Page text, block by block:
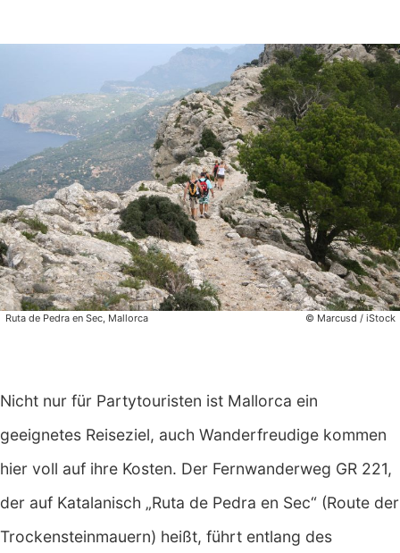
Ruta de Pedra en Sec, Mallorca © Marcusd / iStock
Nicht nur für Partytouristen ist Mallorca ein
geeignetes Reiseziel, auch Wanderfreudige kommen
hier voll auf ihre Kosten. Der Fernwanderweg GR 221,
der auf Katalanisch „Ruta de Pedra en Sec“ (Route der
Trockensteinmauern) heißt, führt entlang des